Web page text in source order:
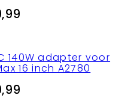
140W adapter voor
16 inch A2780